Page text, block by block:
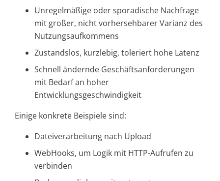
Unregelmäßige oder sporadische Nachfrage
mit großer, nicht vorhersehbarer Varianz des
Nutzungsaufkommens
Zustandslos, kurzlebig, toleriert hohe Latenz
Schnell ändernde Geschäftsanforderungen
mit Bedarf an hoher
Entwicklungsgeschwindigkeit
Einige konkrete Beispiele sind:
Dateiverarbeitung nach Upload
WebHooks, um Logik mit HTTP-Aufrufen zu
verbinden